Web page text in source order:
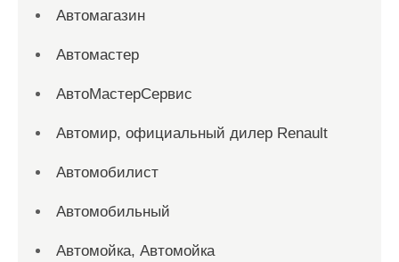
Автомагазин
Автомастер
АвтоМастерСервис
Автомир, официальный дилер Renault
Автомобилист
Автомобильный
Автомойка, Автомойка